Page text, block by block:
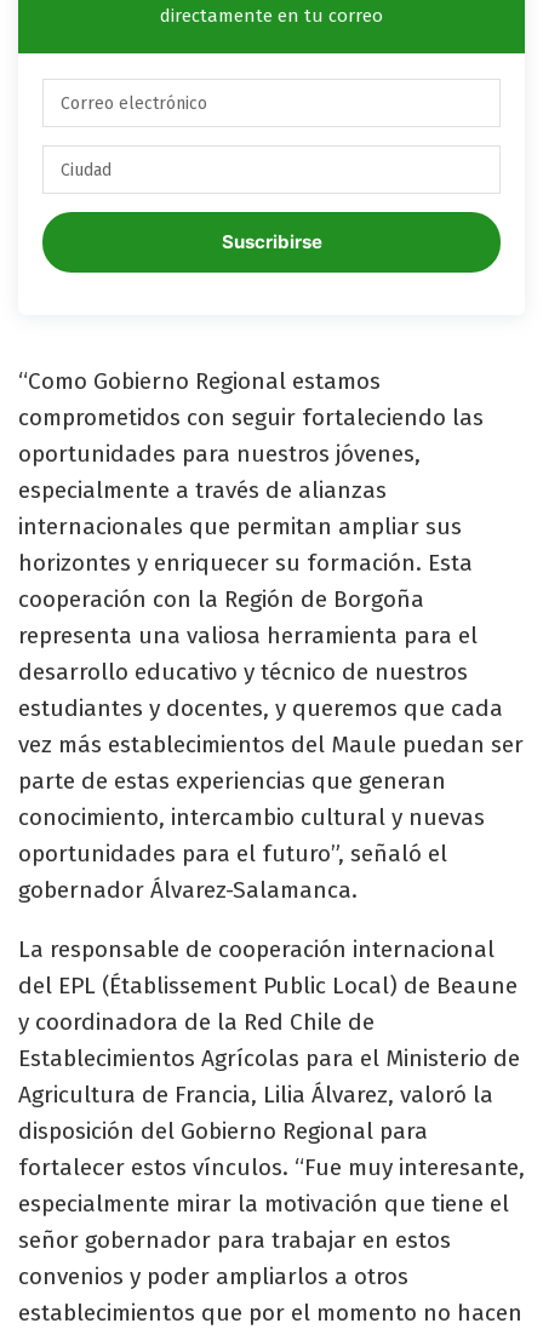
directamente en tu correo
Suscribirse
“Como Gobierno Regional estamos
comprometidos con seguir fortaleciendo las
oportunidades para nuestros jóvenes,
especialmente a través de alianzas
internacionales que permitan ampliar sus
horizontes y enriquecer su formación. Esta
cooperación con la Región de Borgoña
representa una valiosa herramienta para el
desarrollo educativo y técnico de nuestros
estudiantes y docentes, y queremos que cada
vez más establecimientos del Maule puedan ser
parte de estas experiencias que generan
conocimiento, intercambio cultural y nuevas
oportunidades para el futuro”, señaló el
gobernador Álvarez-Salamanca.
La responsable de cooperación internacional
del EPL (Établissement Public Local) de Beaune
y coordinadora de la Red Chile de
Establecimientos Agrícolas para el Ministerio de
Agricultura de Francia, Lilia Álvarez, valoró la
disposición del Gobierno Regional para
fortalecer estos vínculos. “Fue muy interesante,
especialmente mirar la motivación que tiene el
señor gobernador para trabajar en estos
convenios y poder ampliarlos a otros
establecimientos que por el momento no hacen